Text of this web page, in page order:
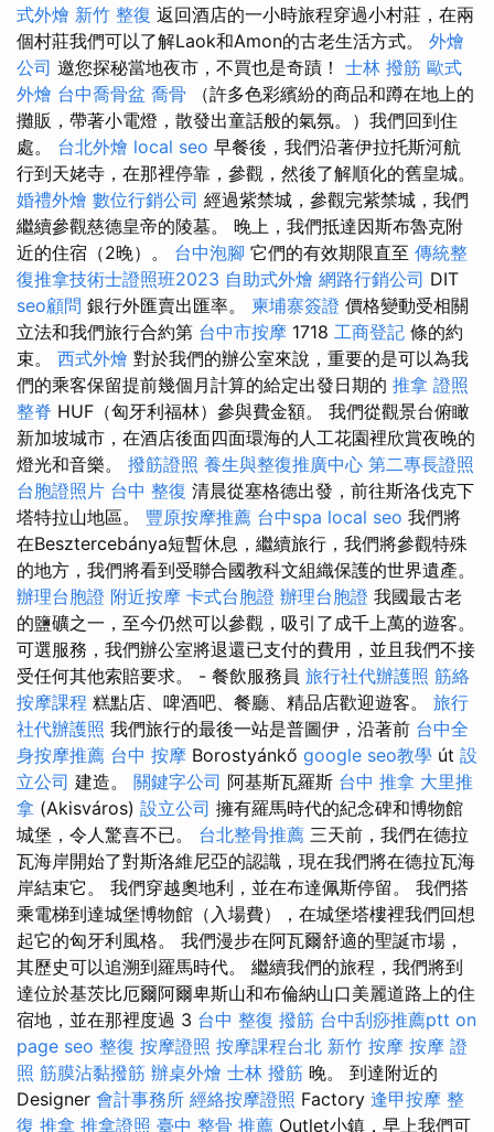
式外燴 新竹 整復 返回酒店的一小時旅程穿過小村莊，在兩
個村莊我們可以了解Laok和Amon的古老生活方式。 外燴
公司 邀您探秘當地夜市，不買也是奇蹟！ 士林 撥筋 歐式
外燴 台中喬骨盆 喬骨 （許多色彩繽紛的商品和蹲在地上的
攤販，帶著小電燈，散發出童話般的氣氛。）我們回到住
處。 台北外燴 local seo 早餐後，我們沿著伊拉托斯河航
行到天姥寺，在那裡停靠，參觀，然後了解順化的舊皇城。
婚禮外燴 數位行銷公司 經過紫禁城，參觀完紫禁城，我們
繼續參觀慈德皇帝的陵墓。 晚上，我們抵達因斯布魯克附
近的住宿（2晚）。 台中泡腳 它們的有效期限直至 傳統整
復推拿技術士證照班2023 自助式外燴 網路行銷公司 DIT
seo顧問 銀行外匯賣出匯率。 柬埔寨簽證 價格變動受相關
立法和我們旅行合約第 台中市按摩 1718 工商登記 條的約
束。 西式外燴 對於我們的辦公室來說，重要的是可以為我
們的乘客保留提前幾個月計算的給定出發日期的 推拿 證照
整脊 HUF（匈牙利福林）參與費金額。 我們從觀景台俯瞰
新加坡城市，在酒店後面四面環海的人工花園裡欣賞夜晚的
燈光和音樂。 撥筋證照 養生與整復推廣中心 第二專長證照
台胞證照片 台中 整復 清晨從塞格德出發，前往斯洛伐克下
塔特拉山地區。 豐原按摩推薦 台中spa local seo 我們將
在Besztercebánya短暫休息，繼續旅行，我們將參觀特殊
的地方，我們將看到受聯合國教科文組織保護的世界遺產。
辦理台胞證 附近按摩 卡式台胞證 辦理台胞證 我國最古老
的鹽礦之一，至今仍然可以參觀，吸引了成千上萬的遊客。
可選服務，我們辦公室將退還已支付的費用，並且我們不接
受任何其他索賠要求。 - 餐飲服務員 旅行社代辦護照 筋絡
按摩課程 糕點店、啤酒吧、餐廳、精品店歡迎遊客。 旅行
社代辦護照 我們旅行的最後一站是普圖伊，沿著前 台中全
身按摩推薦 台中 按摩 Borostyánkő google seo教學 út 設
立公司 建造。 關鍵字公司 阿基斯瓦羅斯 台中 推拿 大里推
拿 (Akisváros) 設立公司 擁有羅馬時代的紀念碑和博物館
城堡，令人驚喜不已。 台北整骨推薦 三天前，我們在德拉
瓦海岸開始了對斯洛維尼亞的認識，現在我們將在德拉瓦海
岸結束它。 我們穿越奧地利，並在布達佩斯停留。 我們搭
乘電梯到達城堡博物館（入場費），在城堡塔樓裡我們回想
起它的匈牙利風格。 我們漫步在阿瓦爾舒適的聖誕市場，
其歷史可以追溯到羅馬時代。 繼續我們的旅程，我們將到
達位於基茨比厄爾阿爾卑斯山和布倫納山口美麗道路上的住
宿地，並在那裡度過 3 台中 整復 撥筋 台中刮痧推薦ptt on
page seo 整復 按摩證照 按摩課程台北 新竹 按摩 按摩 證
照 筋膜沾黏撥筋 辦桌外燴 士林 撥筋 晚。 到達附近的
Designer 會計事務所 經絡按摩證照 Factory 逢甲按摩 整
復 推拿 推拿證照 臺中 整骨 推薦 Outlet小鎮，早上我們可